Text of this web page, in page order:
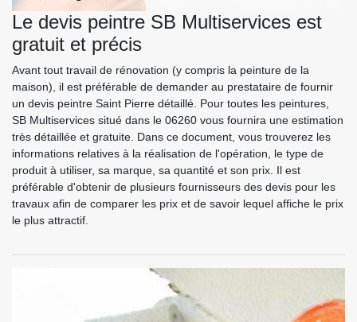
Le devis peintre SB Multiservices est
gratuit et précis
Avant tout travail de rénovation (y compris la peinture de la
maison), il est préférable de demander au prestataire de fournir
un devis peintre Saint Pierre détaillé. Pour toutes les peintures,
SB Multiservices situé dans le 06260 vous fournira une estimation
très détaillée et gratuite. Dans ce document, vous trouverez les
informations relatives à la réalisation de l'opération, le type de
produit à utiliser, sa marque, sa quantité et son prix. Il est
préférable d'obtenir de plusieurs fournisseurs des devis pour les
travaux afin de comparer les prix et de savoir lequel affiche le prix
le plus attractif.